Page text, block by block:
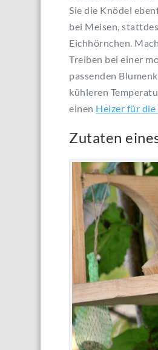
Sie die Knödel
bei Meisen,
Eichhörnchen.
Treiben bei einer
passenden
kühleren
einen Heizer für die
Zutaten